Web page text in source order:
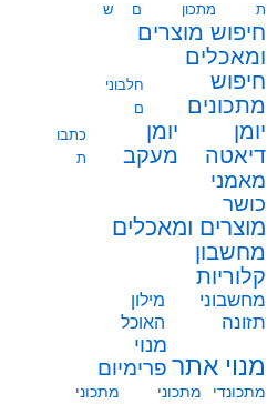
ת
מתכון
ם
ש
חיפוש מוצרים
ומאכלים
חיפוש
מתכונים
חלבוני
ם
יומן
דיאטה
יומן
מעקב
כתבו
ת
מאמני
כושר
מוצרים ומאכלים
מחשבון
קלוריות
מחשבוני
תזונה
מילון
האוכל
מנוי אתר
מנוי
פרימיום
מתכונדי
מתכוני
מתכוני